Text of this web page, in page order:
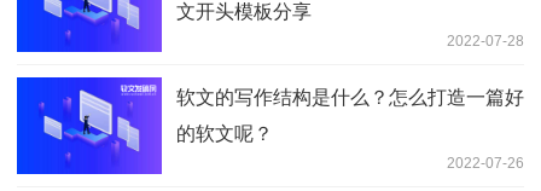
文开头模板分享
2022-07-28
软文的写作结构是什么？怎么打造一篇好
的软文呢？
2022-07-26